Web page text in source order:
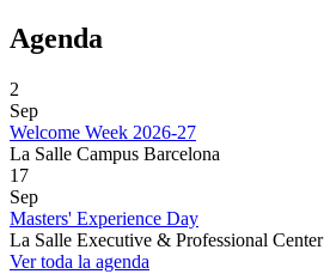
Agenda
2
Sep
Welcome Week 2026-27
La Salle Campus Barcelona
17
Sep
Masters' Experience Day
La Salle Executive & Professional Center
Ver toda la agenda